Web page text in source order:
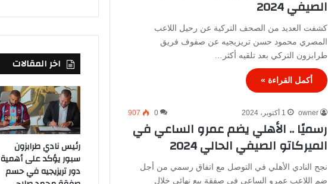
الصيفي 2024
كشفت العديد من الصحف التركية عن رحيل اللاعب
المصري محمود حسن تريزيجيه عن صفوف فريق
طرابزون التركي بعد تلقيه أكثر…
أكمل القراءة »
owner 1 أكتوبر، 2024 0
907
رسميًا .. الأهلي يضم عمرو الساعي في
الميركاتو الصيفي الحالي 2024
نجح النادي الأهلي في التوصل مع اتفاق رسمي من أجل
ضم اللاعب عمرو الساعي في صفقة بيع نهائي خلال
اخر المقالات
رئيس نادي طرابزون
سبور يؤكد على أهمية
دور تريزيجيه في حسم